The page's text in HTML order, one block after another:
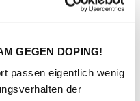
GEGEN DOPING!
passen eigentlich wenig
der
in Nordrhein-Westfalen
für die